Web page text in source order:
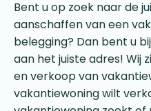
Bent u op zoek naar de
aanschaffen van een
belegging? Dan bent u
aan het juiste adres! Wij
en verkoop van
vakantiewoning wilt